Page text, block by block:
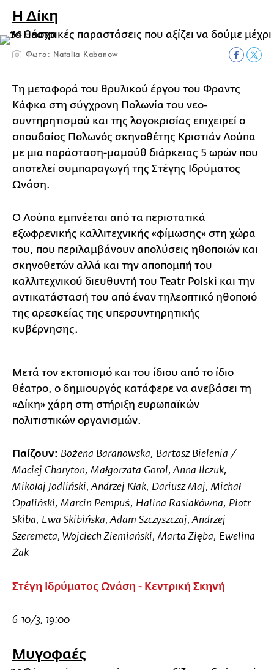
Η Δίκη
Φωτο: Natalia Kabanow
Τη μεταφορά του θρυλικού έργου του Φραντς
Κάφκα στη σύγχρονη Πολωνία του νεο-
συντηρητισμού και της λογοκρισίας επιχειρεί ο
σπουδαίος Πολωνός σκηνοθέτης Κριστιάν Λούπα
με μια παράσταση-μαμούθ διάρκειας 5 ωρών που
αποτελεί συμπαραγωγή της Στέγης Ιδρύματος
Ωνάση.
Ο Λούπα εμπνέεται από τα περιστατικά
εξωφρενικής καλλιτεχνικής «φίμωσης» στη χώρα
του, που περιλαμβάνουν απολύσεις ηθοποιών και
σκηνοθετών αλλά και την αποπομπή του
καλλιτεχνικού διευθυντή του Teatr Polski και την
αντικατάστασή του από έναν τηλεοπτικό ηθοποιό
της αρεσκείας της υπερσυντηρητικής
κυβέρνησης.
Μετά τον εκτοπισμό και του ίδιου από το ίδιο
θέατρο, ο δημιουργός κατάφερε να ανεβάσει τη
«Δίκη» χάρη στη στήριξη ευρωπαϊκών
πολιτιστικών οργανισμών.
Παίζουν: Bożena Baranowska, Bartosz Bielenia /
Maciej Charyton, Małgorzata Gorol, Anna Ilczuk,
Mikołaj Jodliński, Andrzej Kłak, Dariusz Maj, Michał
Opaliński, Marcin Pempuś, Halina Rasiakówna, Piotr
Skiba, Ewa Skibińska, Adam Szczyszczaj, Andrzej
Szeremeta, Wojciech Ziemiański, Marta Zięba, Ewelina
Żak
Στέγη Ιδρύματος Ωνάση - Κεντρική Σκηνή
6-10/3, 19:00
Μυγοφαές